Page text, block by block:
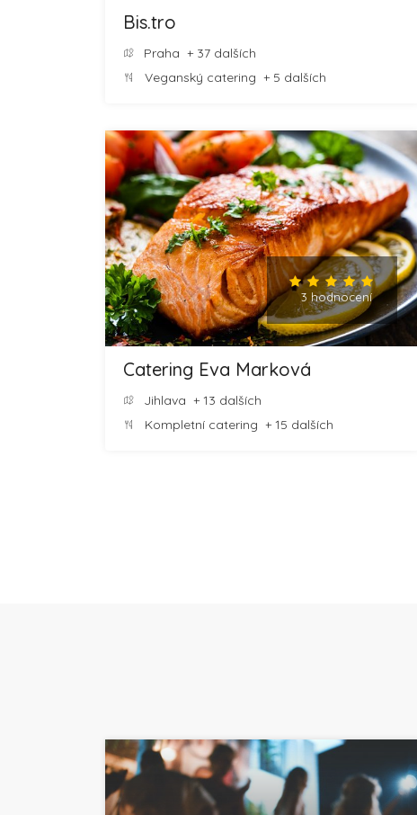
Bis.tro
Praha + 37 dalších
Veganský catering + 5 dalších
3 hodnocení
Catering Eva Marková
Jihlava + 13 dalších
Kompletní catering + 15 dalších